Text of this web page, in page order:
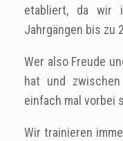
etabliert, da wir
Jahrgängen bis zu
Wer also Freude
hat und
einfach mal vorbei
Wir trainieren